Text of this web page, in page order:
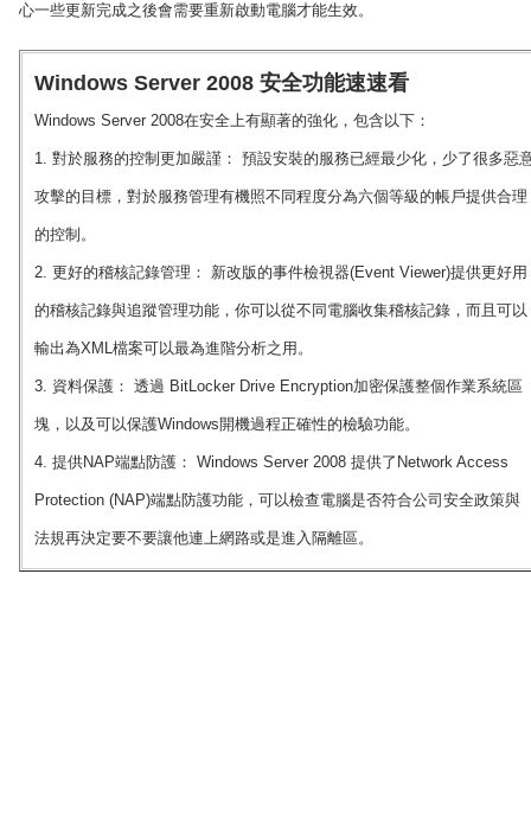
心一些更新完成之後會需要重新啟動電腦才能生效。
Windows Server 2008 安全功能速速看
Windows Server 2008在安全上有顯著的強化，包含以下：
1. 對於服務的控制更加嚴謹： 預設安裝的服務已經最少化，少了很多惡
攻擊的目標，對於服務管理有機照不同程度分為六個等級的帳戶提供合理
的控制。
2. 更好的稽核記錄管理： 新改版的事件檢視器(Event Viewer)提供更好用
的稽核記錄與追蹤管理功能，你可以從不同電腦收集稽核記錄，而且可以
輸出為XML檔案可以最為進階分析之用。
3. 資料保護： 透過 BitLocker Drive Encryption加密保護整個作業系統區
塊，以及可以保護Windows開機過程正確性的檢驗功能。
4. 提供NAP端點防護： Windows Server 2008 提供了Network Access
Protection (NAP)端點防護功能，可以檢查電腦是否符合公司安全政策與
法規再決定要不要讓他連上網路或是進入隔離區。